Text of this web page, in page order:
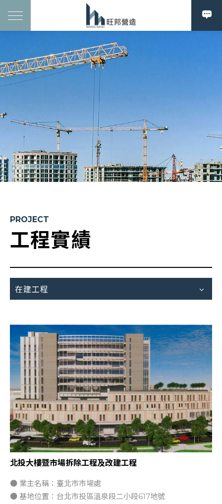
PROJECT
工程實績
在建工程
北投大樓暨市場拆除工程及改建工程
● 業主名稱：臺北市市場處
● 基地位置：台北市投區溫泉段二小段617地號